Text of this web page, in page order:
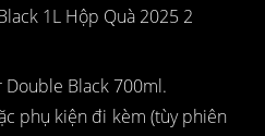
Double Black 700ml.
phụ kiện đi kèm (tùy phiên